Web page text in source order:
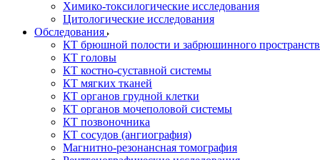
Химико-токсилогические исследования
Цитологические исследования
Обследования
КТ брюшной полости и забрюшинного
КТ головы
КТ костно-суставной системы
КТ мягких тканей
КТ органов грудной клетки
КТ органов мочеполовой системы
КТ позвоночника
КТ сосудов (ангиография)
Магнитно-резонансная томография